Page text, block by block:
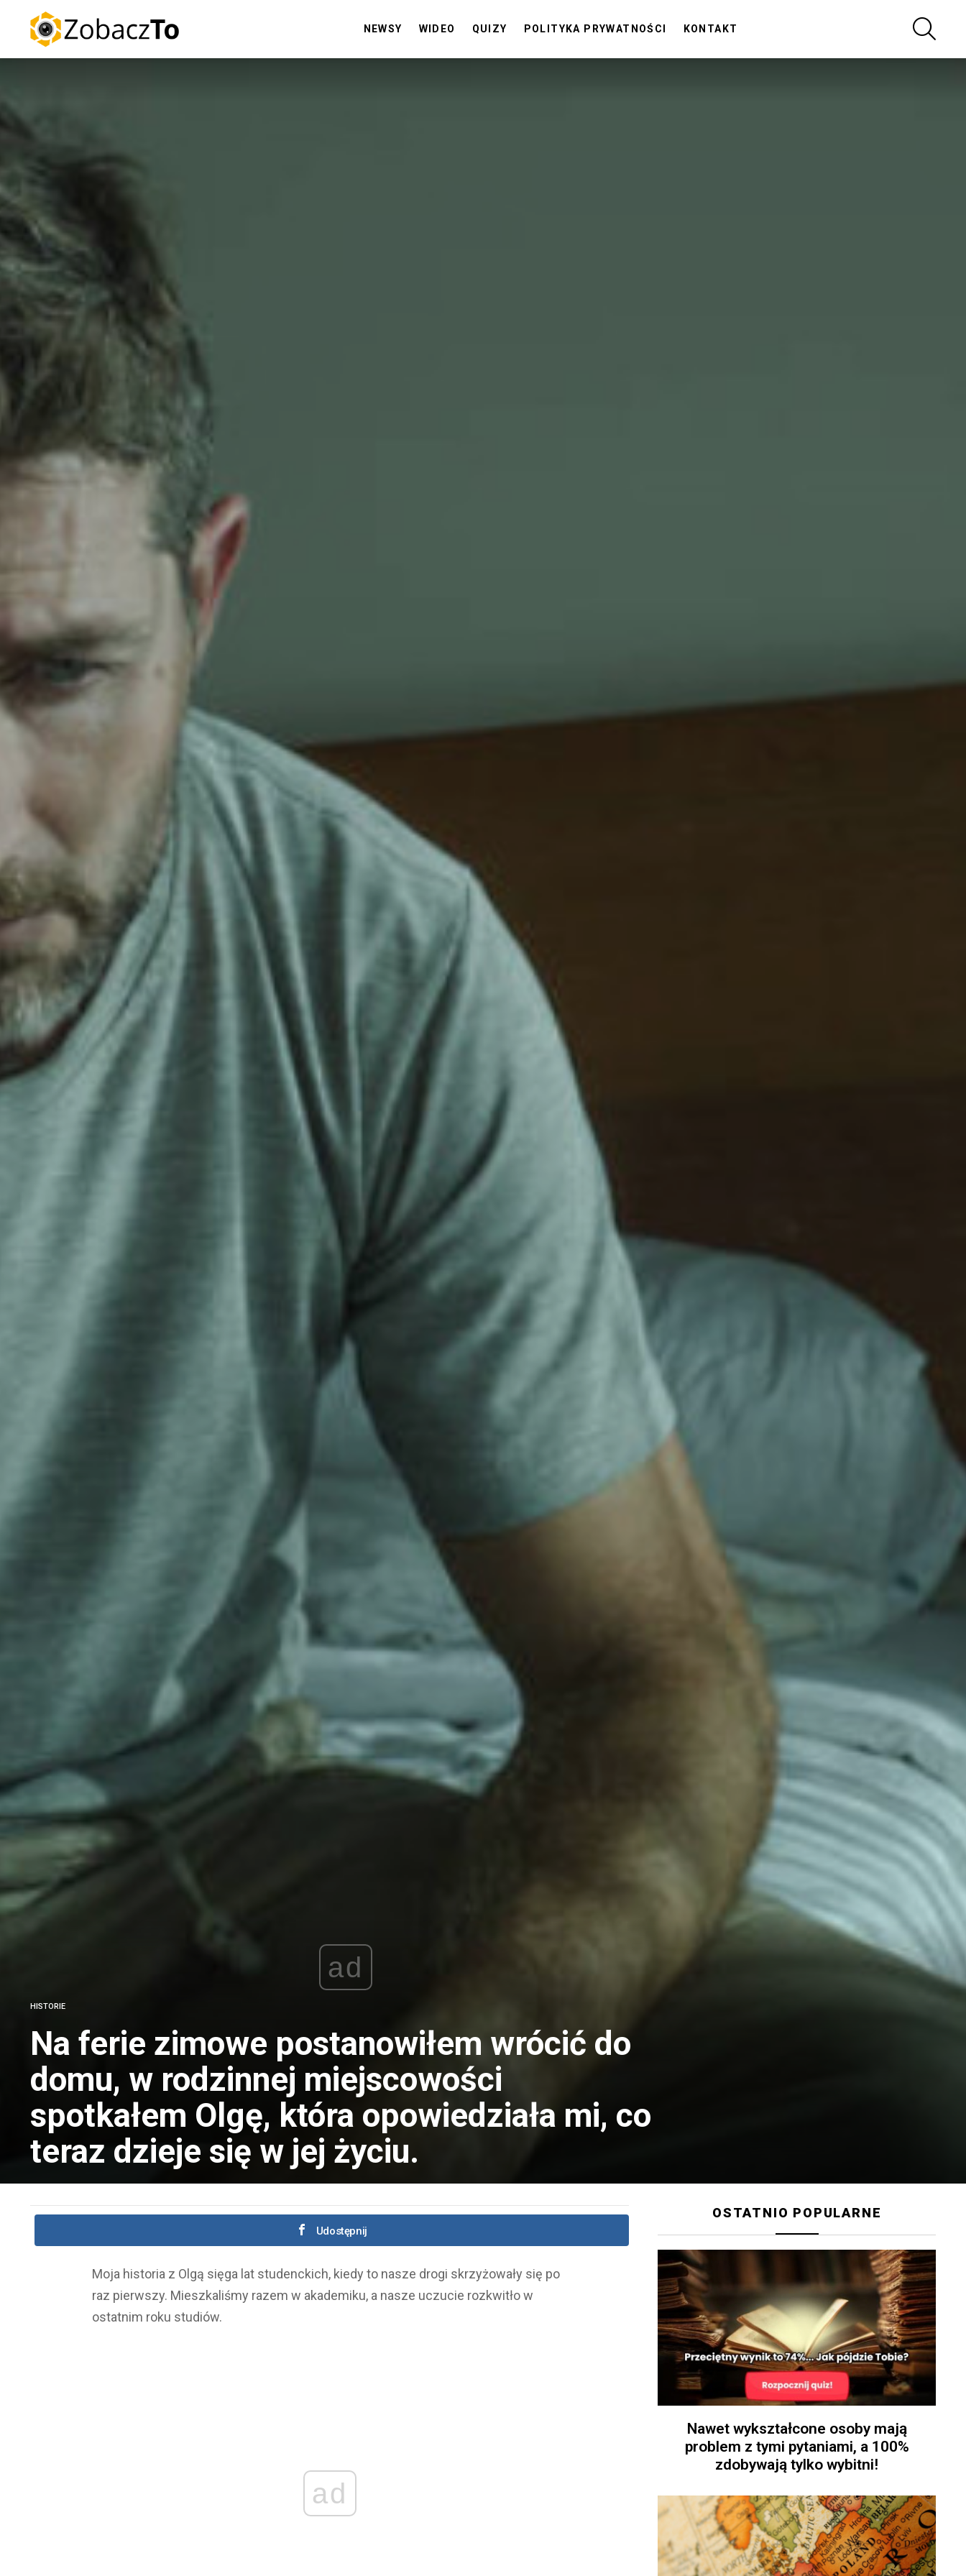
NEWSY WIDEO QUIZY POLITYKA PRYWATNOŚCI KONTAKT
ad
HISTORIE
Na ferie zimowe postanowiłem wrócić do
domu, w rodzinnej miejscowości
spotkałem Olgę, która opowiedziała mi, co
teraz dzieje się w jej życiu.
Udostępnij
Moja historia z Olgą sięga lat studenckich, kiedy to nasze drogi skrzyżowały się po
raz pierwszy. Mieszkaliśmy razem w akademiku, a nasze uczucie rozkwitło w
ostatnim roku studiów.
ad
OSTATNIO POPULARNE
Nawet wykształcone osoby mają
problem z tymi pytaniami, a 100%
zdobywają tylko wybitni!